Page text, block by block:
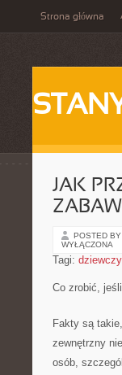
Strona główna
JAK
POSTED BY
WYŁĄCZONA
Tagi:
Co zrobić,
Fakty są
zewnętrzny
osób,